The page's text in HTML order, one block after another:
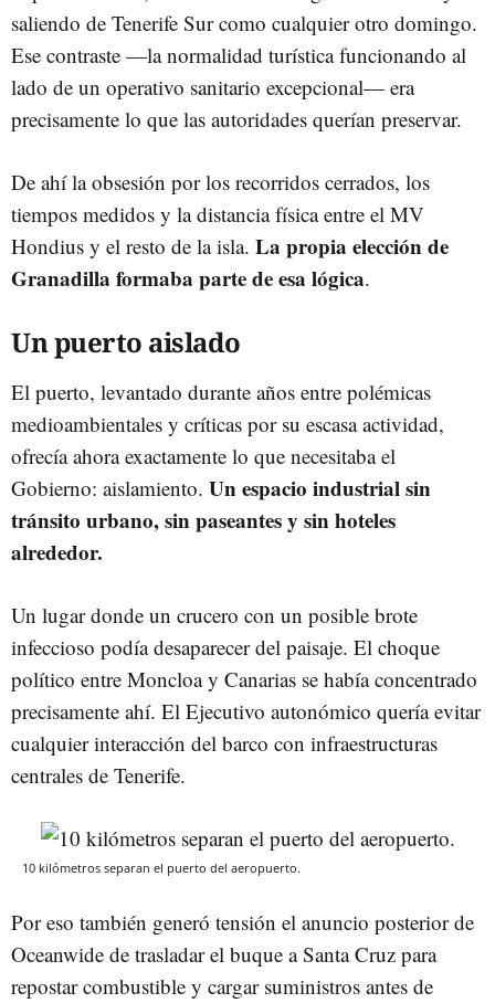
saliendo de Tenerife Sur como cualquier otro domingo.
Ese contraste —la normalidad turística funcionando al
lado de un operativo sanitario excepcional— era
precisamente lo que las autoridades querían preservar.
De ahí la obsesión por los recorridos cerrados, los
tiempos medidos y la distancia física entre el MV
Hondius y el resto de la isla. La propia elección de
Granadilla formaba parte de esa lógica.
Un puerto aislado
El puerto, levantado durante años entre polémicas
medioambientales y críticas por su escasa actividad,
ofrecía ahora exactamente lo que necesitaba el
Gobierno: aislamiento. Un espacio industrial sin
tránsito urbano, sin paseantes y sin hoteles
alrededor.
Un lugar donde un crucero con un posible brote
infeccioso podía desaparecer del paisaje. El choque
político entre Moncloa y Canarias se había concentrado
precisamente ahí. El Ejecutivo autonómico quería evitar
cualquier interacción del barco con infraestructuras
centrales de Tenerife.
10 kilómetros separan el puerto del aeropuerto.
Por eso también generó tensión el anuncio posterior de
Oceanwide de trasladar el buque a Santa Cruz para
repostar combustible y cargar suministros antes de